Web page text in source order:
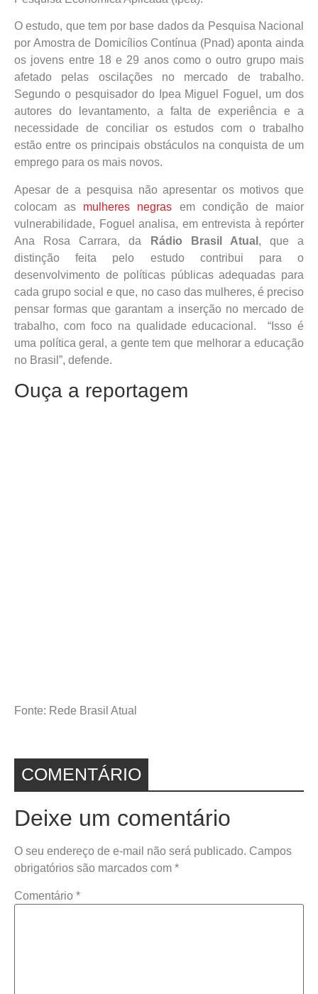
O estudo, que tem por base dados da Pesquisa Nacional
por Amostra de Domicílios Contínua (Pnad) aponta ainda
os jovens entre 18 e 29 anos como o outro grupo mais
afetado pelas oscilações no mercado de trabalho.
Segundo o pesquisador do Ipea Miguel Foguel, um dos
autores do levantamento, a falta de experiência e a
necessidade de conciliar os estudos com o trabalho
estão entre os principais obstáculos na conquista de um
emprego para os mais novos.
Apesar de a pesquisa não apresentar os motivos que
colocam as mulheres negras em condição de maior
vulnerabilidade, Foguel analisa, em entrevista à repórter
Ana Rosa Carrara, da
Rádio Brasil Atual , que a
distinção feita pelo estudo contribui para o
desenvolvimento de políticas públicas adequadas para
cada grupo social e que, no caso das mulheres, é preciso
pensar formas que garantam a inserção no mercado de
trabalho, com foco na qualidade educacional. “Isso é
uma política geral, a gente tem que melhorar a educação
no Brasil”, defende.
Ouça a reportagem
Fonte: Rede Brasil Atual
COMENTÁRIO
Deixe um comentário
O seu endereço de e-mail não será publicado. Campos
obrigatórios são marcados com *
Comentário *